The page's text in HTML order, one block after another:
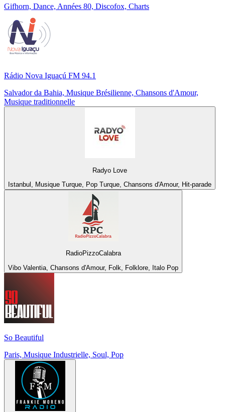
Gifhorn, Dance, Années 80, Discofox, Charts
Rádio Nova Iguaçú FM 94.1
Salvador da Bahia, Musique Brésilienne, Chansons d'Amour,
Musique traditionnelle
Radyo Love
Istanbul, Musique Turque, Pop Turque, Chansons d'Amour, Hit-parade
RadioPizzoCalabra
Vibo Valentia, Chansons d'Amour, Folk, Folklore, Italo Pop
So Beautiful
Paris, Musique Industrielle, Soul, Pop